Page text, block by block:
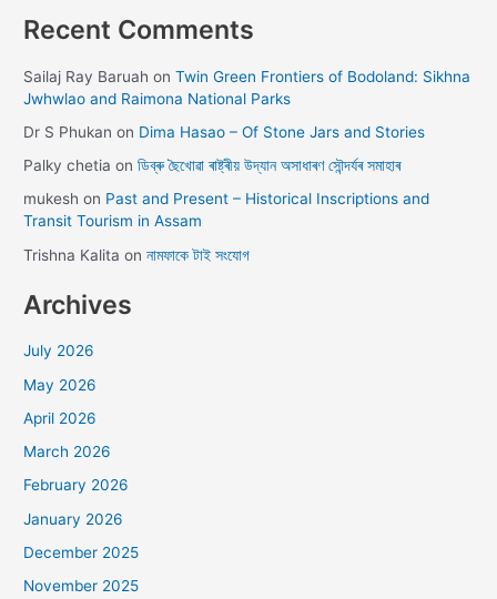
Recent Comments
Sailaj Ray Baruah onTwin Green Frontiers of Bodoland: Sikhna
Jwhwlao and Raimona National Parks
Dr S Phukan on Dima Hasao – Of Stone Jars and Stories
Palky chetia onডিব্ৰু ছৈখোৱা ৰাষ্ট্ৰীয় উদ্যান অসাধাৰণ সৌন্দৰ্যৰ সমাহাৰ
mukesh on Past and Present – Historical Inscriptions and
Transit Tourism in Assam
Trishna Kalita onনামফাকে টাই সংযোগ
Archives
July 2026
May 2026
April 2026
March 2026
February 2026
January 2026
December 2025
November 2025